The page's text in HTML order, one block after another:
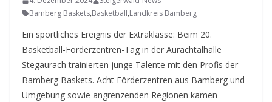
Bamberg Baskets,Basketball,Landkreis Bamberg
Ein sportliches Ereignis der Extraklasse: Beim 20.
Basketball-Förderzentren-Tag in der Aurachtalhalle
Stegaurach trainierten junge Talente mit den Profis der
Bamberg Baskets. Acht Förderzentren aus Bamberg und
Umgebung sowie angrenzenden Regionen kamen